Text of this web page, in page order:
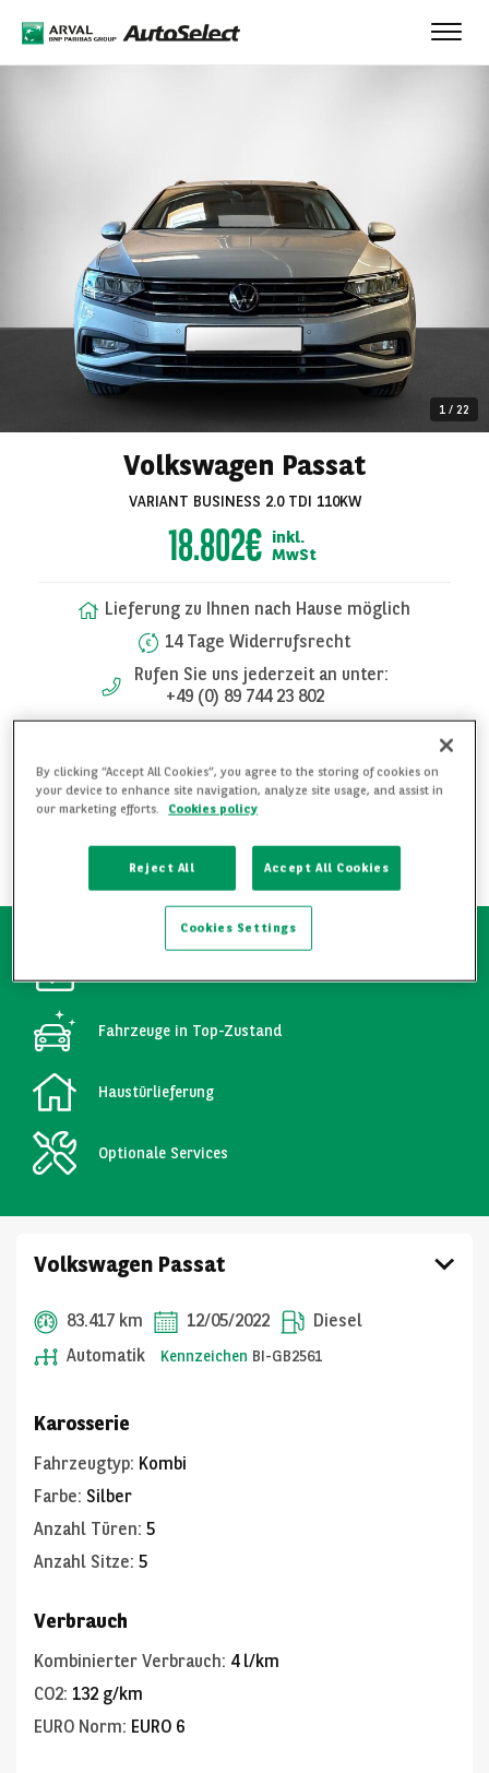
1 / 22
anzeigen
Volkswagen Passat
VARIANT BUSINESS 2.0 TDI 110KW
18.802€ inkl.
MwSt
Lieferung zu Ihnen nach Hause möglich
14 Tage Widerrufsrecht
Rufen Sie uns jederzeit an unter:
+49 (0) 89 744 23 802
WEITERE DETAILS ANFRAGEN
FAHRZEUG MERKEN
Fahrzeuge in Top-Zustand
Haustürlieferung
Optionale Services
Volkswagen Passat
83.417 km 12/05/2022
Diesel
Automatik
Kennzeichen BI-GB2561
Karosserie
Fahrzeugtyp: Kombi
Farbe: Silber
Anzahl Türen: 5
Anzahl Sitze: 5
Verbrauch
Kombinierter Verbrauch: 4 l/km
CO2: 132 g/km
EURO Norm: EURO 6
By clicking “Accept All Cookies”, you agree to the storing of cookies on
your device to enhance site navigation, analyze site usage, and assist in
our marketing efforts.
Cookies policy
Reject All Accept All Cookies
Cookies Settings